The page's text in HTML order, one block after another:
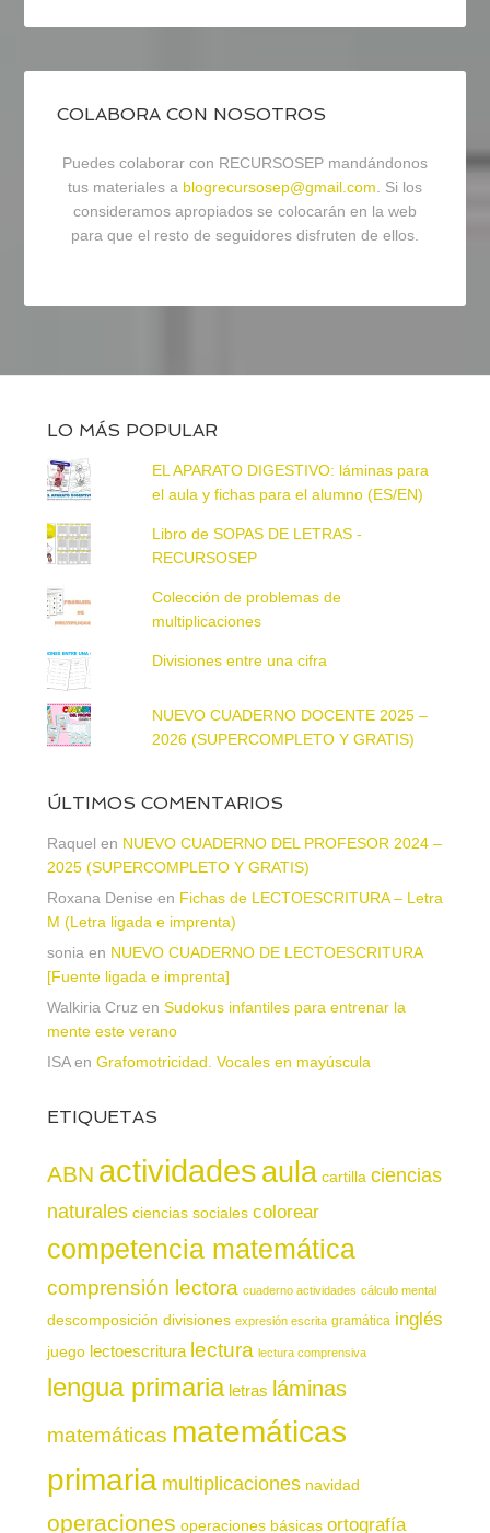
COLABORA CON NOSOTROS
Puedes colaborar con RECURSOSEP mandándonos
tus materiales a blogrecursosep@gmail.com. Si los
consideramos apropiados se colocarán en la web
para que el resto de seguidores disfruten de ellos.
LO MÁS POPULAR
EL APARATO DIGESTIVO: láminas para
el aula y fichas para el alumno (ES/EN)
Libro de SOPAS DE LETRAS -
RECURSOSEP
Colección de problemas de
multiplicaciones
Divisiones entre una cifra
NUEVO CUADERNO DOCENTE 2025 –
2026 (SUPERCOMPLETO Y GRATIS)
ÚLTIMOS COMENTARIOS
Raquel en NUEVO CUADERNO DEL PROFESOR 2024 –
2025 (SUPERCOMPLETO Y GRATIS)
Roxana Denise en Fichas de LECTOESCRITURA – Letra
M (Letra ligada e imprenta)
sonia en NUEVO CUADERNO DE LECTOESCRITURA
[Fuente ligada e imprenta]
Walkiria Cruz en Sudokus infantiles para entrenar la
mente este verano
ISAen Grafomotricidad. Vocales en mayúscula
ETIQUETAS
ABN actividadesaula cartilla ciencias
naturales ciencias sociales colorear
competencia matemática
comprensión lectora cuaderno actividades cálculo mental
descomposición divisiones expresión escrita gramática inglés
juego lectoescritura lectura lectura comprensiva
lengua primaria letras láminas
matemáticas matemáticas
primaria multiplicaciones navidad
operaciones operaciones básicas ortografía